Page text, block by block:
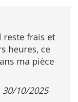
reste frais et
heures, ce
ma pièce
30/10/2025